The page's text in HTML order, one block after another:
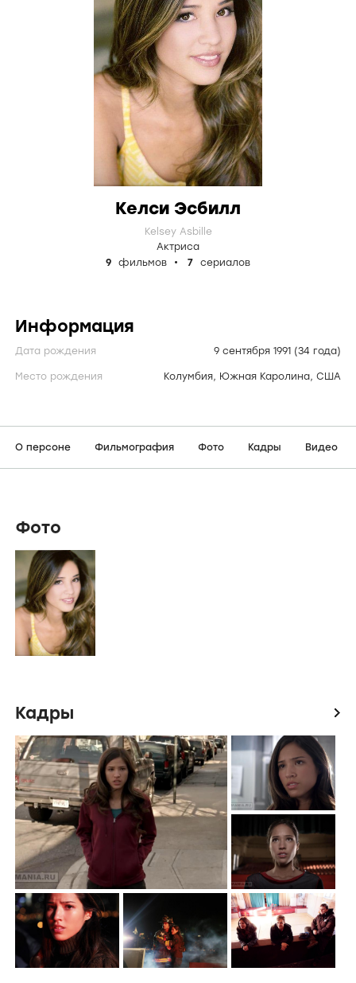
Келси Эсбилл
Kelsey Asbille
Актриса
9
фильмов 7 сериалов
Информация
Дата рождения 9 сентября 1991 (34 года)
Место рождения Колумбия, Южная Каролина, США
О персоне Фильмография Фото Кадры Видео
Фото
Кадры icon